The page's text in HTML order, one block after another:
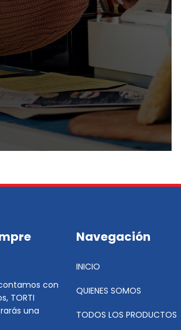
contamos con
TORTI
una
Navegación
INICIO
QUIENES SOMOS
TODOS LOS PRODUCTOS